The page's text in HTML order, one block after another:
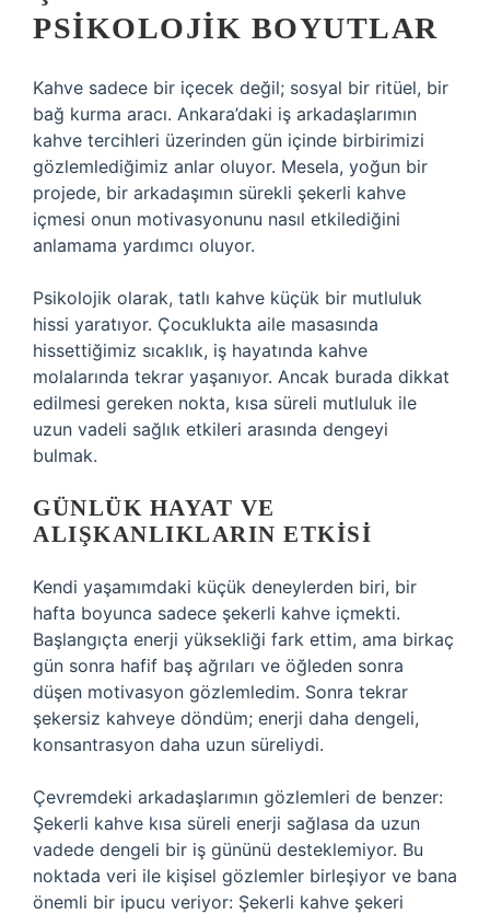
PSIKOLOJIK BOYUTLAR
Kahve sadece bir içecek değil; sosyal bir ritüel, bir
bağ kurma aracı. Ankara’daki iş arkadaşlarımın
kahve tercihleri üzerinden gün içinde birbirimizi
gözlemlediğimiz anlar oluyor. Mesela, yoğun bir
projede, bir arkadaşımın sürekli şekerli kahve
içmesi onun motivasyonunu nasıl etkilediğini
anlamama yardımcı oluyor.
Psikolojik olarak, tatlı kahve küçük bir mutluluk
hissi yaratıyor. Çocuklukta aile masasında
hissettiğimiz sıcaklık, iş hayatında kahve
molalarında tekrar yaşanıyor. Ancak burada dikkat
edilmesi gereken nokta, kısa süreli mutluluk ile
uzun vadeli sağlık etkileri arasında dengeyi
bulmak.
GÜNLÜK HAYAT VE
ALIŞKANLIKLARIN ETKISI
Kendi yaşamımdaki küçük deneylerden biri, bir
hafta boyunca sadece şekerli kahve içmekti.
Başlangıçta enerji yüksekliği fark ettim, ama birkaç
gün sonra hafif baş ağrıları ve öğleden sonra
düşen motivasyon gözlemledim. Sonra tekrar
şekersiz kahveye döndüm; enerji daha dengeli,
konsantrasyon daha uzun süreliydi.
Çevremdeki arkadaşlarımın gözlemleri de benzer:
Şekerli kahve kısa süreli enerji sağlasa da uzun
vadede dengeli bir iş gününü desteklemiyor. Bu
noktada veri ile kişisel gözlemler birleşiyor ve bana
önemli bir ipucu veriyor: Şekerli kahve şekeri